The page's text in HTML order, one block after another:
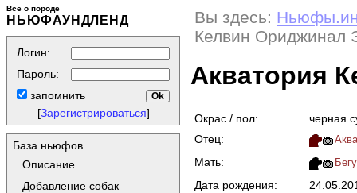
Всё о породе
НЬЮФАУНДЛЕНД
Логин:
Пароль:
запомнить
[Зарегистрироваться]
База ньюфов
Описание
Добавление собак
Вы здесь:
Келвин Ориджинал
Акватория
Окрас / пол:
черная
Отец:
Мать:
Дата рождения: